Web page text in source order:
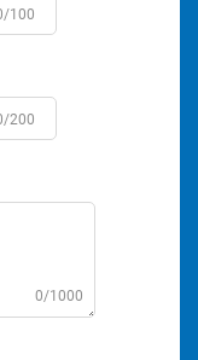
100
200
0/1000